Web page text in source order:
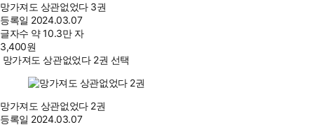
망가져도 상관없었다 3권
등록일 2024.03.07
글자수 약 10.3만 자
3,400원
망가져도 상관없었다 2권 선택
망가져도 상관없었다 2권
등록일 2024.03.07